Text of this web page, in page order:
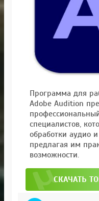
Программа для
Adobe Audition
специалистов,
обработки аудио
предлагая им
возможности.
СКАЧАТЬ